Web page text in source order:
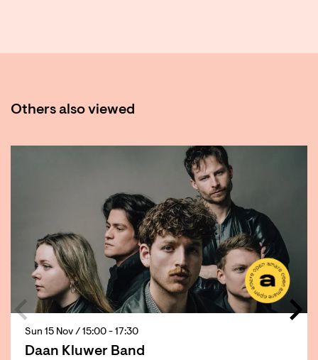
Others also viewed
Daan Kluwer Band
Sun 15 Nov / 15:00 - 17:30